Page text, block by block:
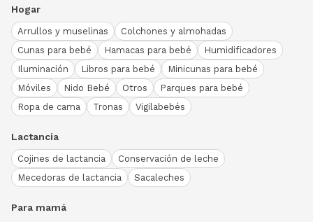
Hogar
Arrullos y muselinas
Colchones y almohadas
Cunas para bebé
Hamacas para bebé
Humidificadores
Iluminación
Libros para bebé
Minicunas para bebé
Móviles
Nido Bebé Otros
Parques para bebé
Ropa de cama
Tronas Vigilabebés
Lactancia
Cojines de lactancia
Conservación de leche
Mecedoras de lactancia
Sacaleches
Para mamá